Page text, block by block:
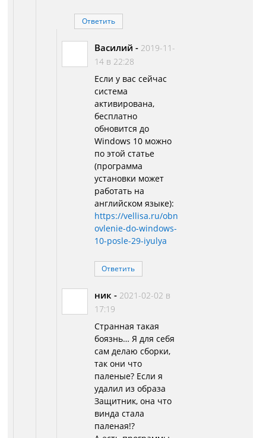
Ответить
Василий - 2019-11-
14 в 22:28
Если у вас сейчас
система
активирована,
бесплатно
обновится до
Windows 10 можно
по этой статье
(программа
установки может
работать на
английском языке):
https://vellisa.ru/obn
ovlenie-do-windows-
10-posle-29-iyulya
Ответить
ник - 2021-02-02 в
17:19
Странная такая
боязнь… Я для себя
сам делаю сборки,
так они что
паленые? Если я
удалил из образа
Защитник, она что
винда стала
паленая!?